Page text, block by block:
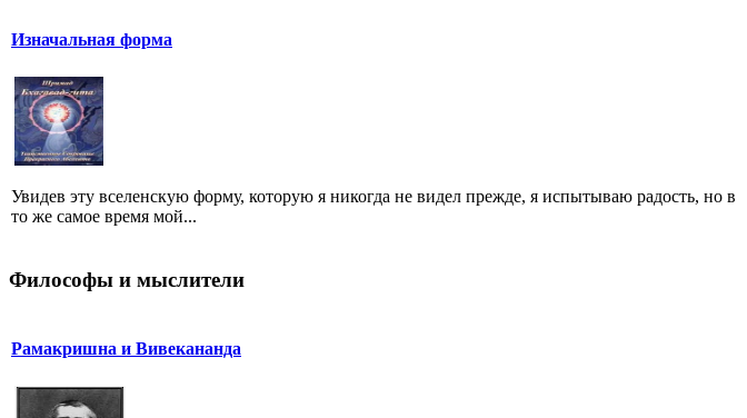
Изначальная форма
Увидев эту вселенскую форму, которую я никогда не видел прежде, я испытываю радость, но в
то же самое время мой...
Философы и мыслители
Рамакришна и Вивекананда